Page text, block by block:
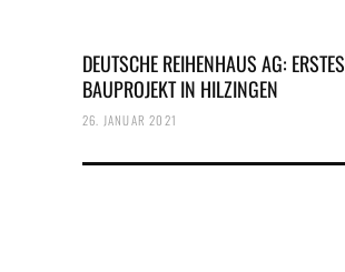
DEUTSCHE REIHENHAUS AG: ERSTES
BAUPROJEKT IN HILZINGEN
26. JANUAR 2021